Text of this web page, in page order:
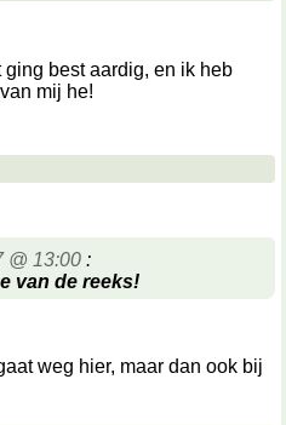
ging best aardig, en ik heb
mij he!
@ 13:00 :
van de reeks!
weg hier, maar dan ook bij